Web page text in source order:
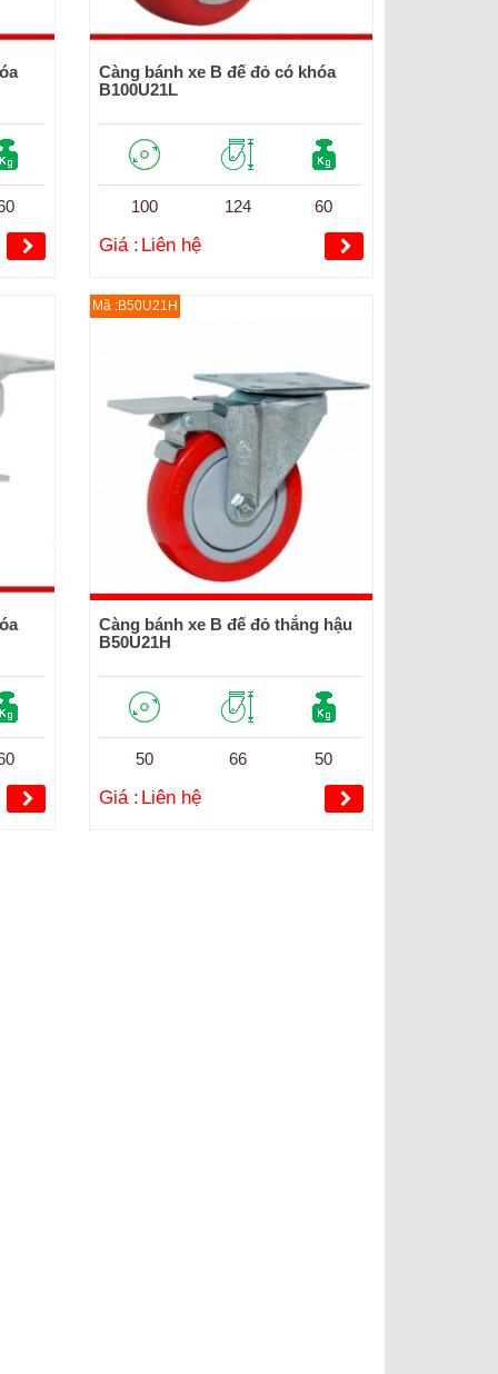
Càng bánh xe B đế đỏ có khóa
B100U21L
100 124 60
Giá : Liên hệ
Mã :B50U21H
Càng bánh xe B đế đỏ thắng hậu
B50U21H
50 66 50
Giá : Liên hệ